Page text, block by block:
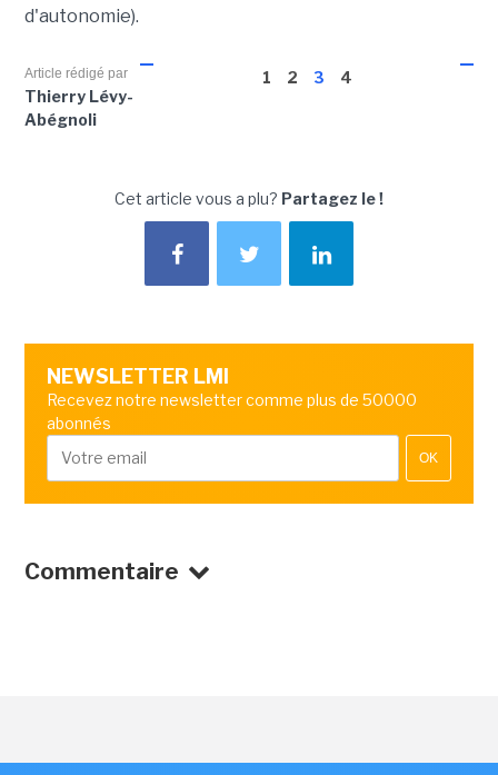
d'autonomie).
1 2 3 4
Article rédigé par
Thierry Lévy-
Abégnoli
Cet article vous a plu? Partagez le !
NEWSLETTER LMI
Recevez notre newsletter comme plus de 50000
abonnés
OK
Commentaire